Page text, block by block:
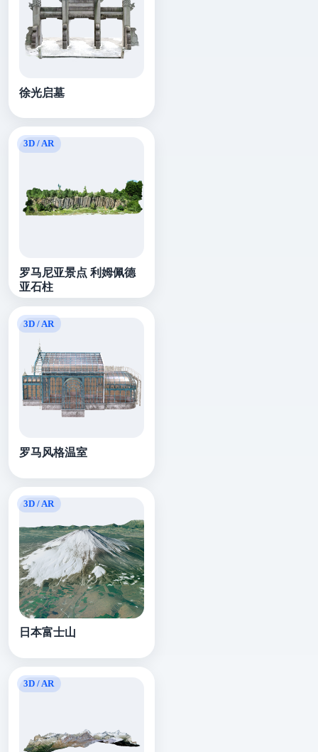
徐光启墓
罗马尼亚景点 利姆佩德
亚石柱
罗马风格温室
日本富士山